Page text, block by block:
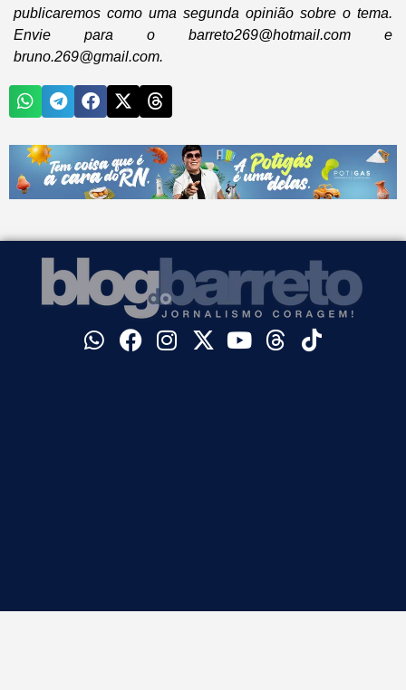
publicaremos como uma segunda opinião sobre o tema.
Envie para o barreto269@hotmail.com e
bruno.269@gmail.com.